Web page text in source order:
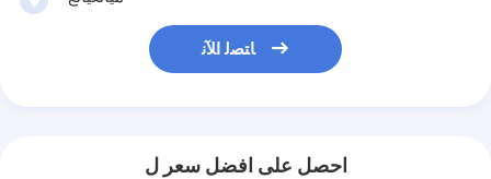
ﺎﺘﺼﻟ ﺍﻶﻧ
احصل على افضل سعر ل